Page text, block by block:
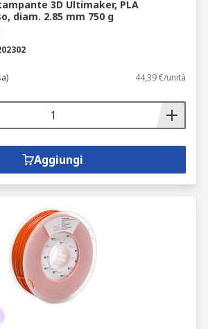
3D Ultimaker, PLA
diam. 2.85 mm 750 g
44,39 €/unità
Aggiungi